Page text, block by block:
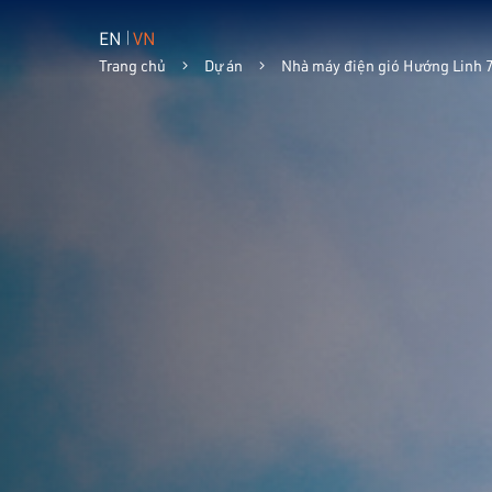
EN VN
Trang chủ Dự án Nhà máy điện gió Hướng Linh